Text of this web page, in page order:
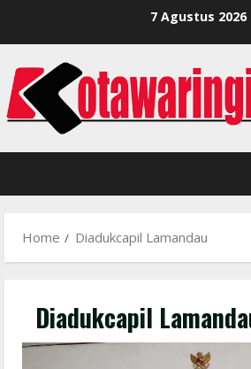
7 Agustus 2026
Home Diadukcapil Lamandau
Diadukcapil